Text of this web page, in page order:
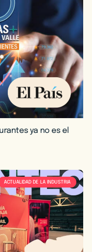
ya no es el
ACTUALIDAD DE LA INDUSTRIA